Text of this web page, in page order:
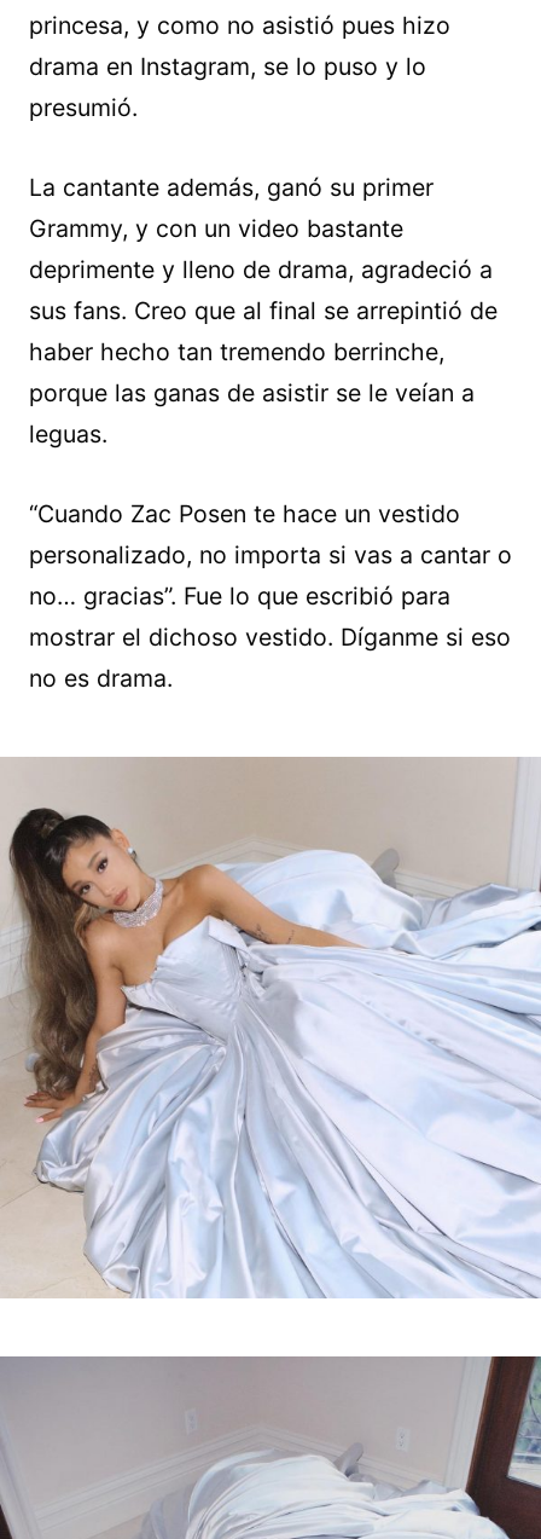
princesa, y como no asistió pues hizo
drama en Instagram, se lo puso y lo
presumió.
La cantante además, ganó su primer
Grammy, y con un video bastante
deprimente y lleno de drama, agradeció a
sus fans. Creo que al final se arrepintió de
haber hecho tan tremendo berrinche,
porque las ganas de asistir se le veían a
leguas.
“Cuando Zac Posen te hace un vestido
personalizado, no importa si vas a cantar o
no… gracias”. Fue lo que escribió para
mostrar el dichoso vestido. Díganme si eso
no es drama.